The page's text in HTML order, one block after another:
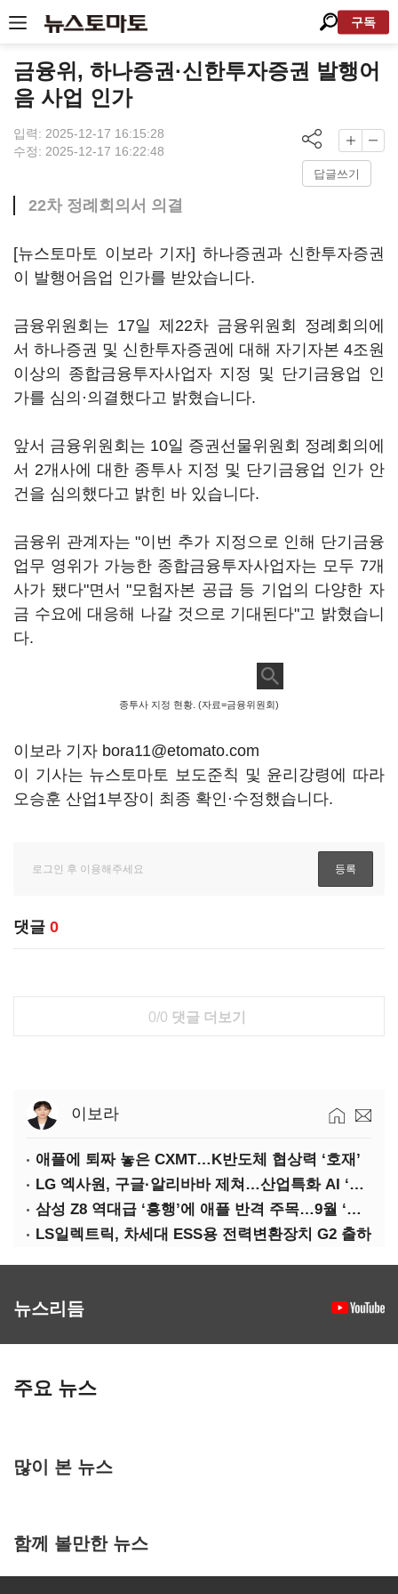
구독
금융위, 하나증권·신한투자증권 발행어
음 사업 인가
입력: 2025-12-17 16:15:28
수정: 2025-12-17 16:22:48
답글쓰기
22차 정례회의서 의결
[뉴스토마토 이보라 기자] 하나증권과 신한투자증권
이 발행어음업 인가를 받았습니다.
금융위원회는 17일 제22차 금융위원회 정례회의에
서 하나증권 및 신한투자증권에 대해 자기자본 4조원
이상의 종합금융투자사업자 지정 및 단기금융업 인
가를 심의·의결했다고 밝혔습니다.
앞서 금융위원회는 10일 증권선물위원회 정례회의에
서 2개사에 대한 종투사 지정 및 단기금융업 인가 안
건을 심의했다고 밝힌 바 있습니다.
금융위 관계자는 "이번 추가 지정으로 인해 단기금융
업무 영위가 가능한 종합금융투자사업자는 모두 7개
사가 됐다"면서 "모험자본 공급 등 기업의 다양한 자
금 수요에 대응해 나갈 것으로 기대된다"고 밝혔습니
다.
종투사 지정 현황. (자료=금융위원회)
이보라 기자 bora11@etomato.com
이 기사는 뉴스토마토 보도준칙 및 윤리강령에 따라
오승훈 산업1부장이 최종 확인·수정했습니다.
댓글 0
0/0 댓글 더보기
이보라
애플에 퇴짜 놓은 CXMT…K반도체 협상력 ‘호재’
LG 엑사원, 구글·알리바바 제쳐…산업특화 AI ‘속도’
삼성 Z8 역대급 ‘흥행’에 애플 반격 주목…9월 ‘폴더블 대전’
LS일렉트릭, 차세대 ESS용 전력변환장치 G2 출하
뉴스리듬
주요 뉴스
많이 본 뉴스
함께 볼만한 뉴스